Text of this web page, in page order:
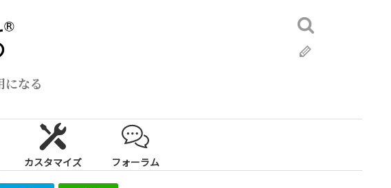
になる
検
索:
カスタマイズ フォーラム